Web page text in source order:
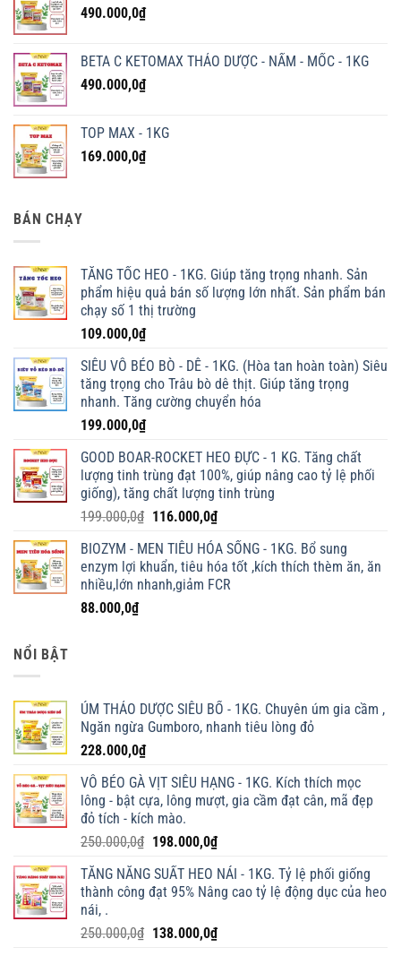
490.000,0₫
BETA C KETOMAX THẢO DƯỢC - NẤM - MỐC - 1KG
490.000,0₫
TOP MAX - 1KG
169.000,0₫
BÁN CHẠY
TĂNG TỐC HEO - 1KG. Giúp tăng trọng nhanh. Sản
phẩm hiệu quả bán số lượng lớn nhất. Sản phẩm bán
chạy số 1 thị trường
109.000,0₫
SIÊU VỖ BÉO BÒ - DÊ - 1KG. (Hòa tan hoàn toàn) Siêu
tăng trọng cho Trâu bò dê thịt. Giúp tăng trọng
nhanh. Tăng cường chuyển hóa
199.000,0₫
GOOD BOAR-ROCKET HEO ĐỰC - 1 KG. Tăng chất
lượng tinh trùng đạt 100%, giúp nâng cao tỷ lệ phối
giống), tăng chất lượng tinh trùng
199.000,0₫ Giá
là:
199.000,0₫.
116.000,0₫Giá
tại
là:
116.000,0₫.
BIOZYM - MEN TIÊU HÓA SỐNG - 1KG. Bổ sung
enzym lợi khuẩn, tiêu hóa tốt ,kích thích thèm ăn, ăn
nhiều,lớn nhanh,giảm FCR
88.000,0₫
NỔI BẬT
ÚM THẢO DƯỢC SIÊU BỔ - 1KG. Chuyên úm gia cầm ,
Ngăn ngừa Gumboro, nhanh tiêu lòng đỏ
228.000,0₫
VỖ BÉO GÀ VỊT SIÊU HẠNG - 1KG. Kích thích mọc
lông - bật cựa, lông mượt, gia cầm đạt cân, mã đẹp
đỏ tích - kích mào.
250.000,0₫ Giá
là:
250.000,0₫.
198.000,0₫Giá
tại
là:
TĂNG NĂNG SUẤT HEO NÁI - 1KG. Tỷ lệ phối giống
thành công đạt 95% Nâng cao tỷ lệ động dục của heo
nái, .
250.000,0₫ Giá
138.000,0₫Giá